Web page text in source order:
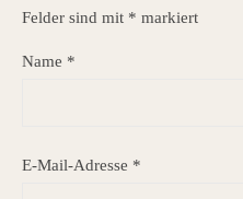
Felder sind mit * markiert
Name *
E-Mail-Adresse *